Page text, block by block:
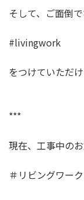
そして、ご面倒
#livingwork
をつけていただ
***
現在、工事中の
＃リビングワー